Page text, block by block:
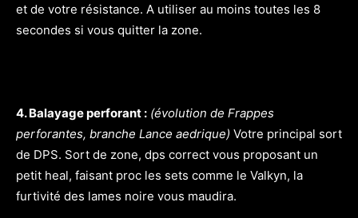
et de votre résistance. A utiliser au moins toutes les 8
secondes si vous quitter la zone.
4. Balayage perforant : (évolution de Frappes
perforantes, branche Lance aedrique) Votre principal sort
de DPS. Sort de zone, dps correct vous proposant un
petit heal, faisant proc les sets comme le Valkyn, la
furtivité des lames noire vous maudira.